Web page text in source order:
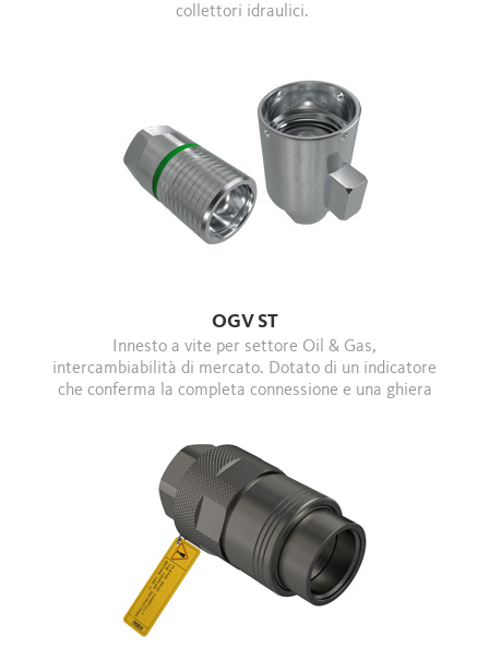
collettori idraulici.
OGV ST
intercambiabilità di mercato. Dotato di un indicatore
che conferma la completa connessione e una ghiera